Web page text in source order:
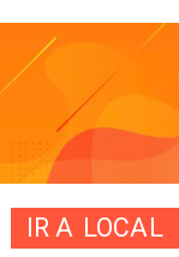
IR A LOCAL